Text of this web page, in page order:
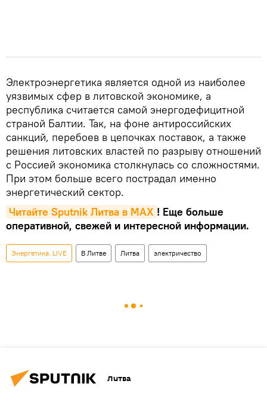
Электроэнергетика является одной из наиболее
уязвимых сфер в литовской экономике, а
республика считается самой энергодефицитной
страной Балтии. Так, на фоне антироссийских
санкций, перебоев в цепочках поставок, а также
решения литовских властей по разрыву отношений
с Россией экономика столкнулась со сложностями.
При этом больше всего пострадал именно
энергетический сектор.
Читайте Sputnik Литва в MAX ! Еще больше
оперативной, свежей и интересной информации.
Энергетика. LIVE В Литве Литва электричество
Литва